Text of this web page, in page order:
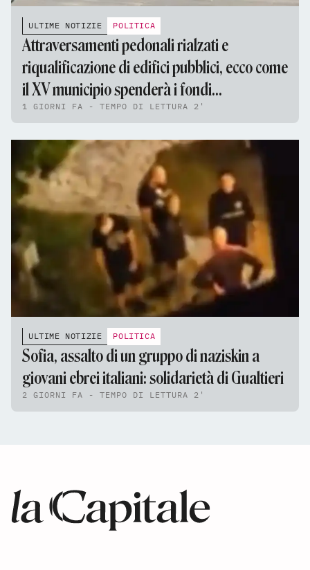
ULTIME NOTIZIE POLITICA
Attraversamenti pedonali rialzati e
riqualificazione di edifici pubblici, ecco come
il XV municipio spenderà i fondi
dell'assestamento di bilancio
1 GIORNI FA - TEMPO DI LETTURA 2'
ULTIME NOTIZIE POLITICA
Sofia, assalto di un gruppo di naziskin a
giovani ebrei italiani: solidarietà di Gualtieri
2 GIORNI FA - TEMPO DI LETTURA 2'